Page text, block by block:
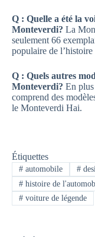
Q : Quelle a été la
Monteverdi? La
seulement 66
populaire de l’histoire
Q : Quels autres
Monteverdi? En
comprend des
le Monteverdi Hai.
Étiquettes
#automobile #
#histoire de
#voiture de légende